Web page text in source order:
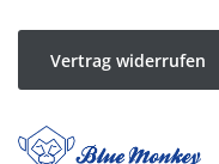
Vertrag widerrufen